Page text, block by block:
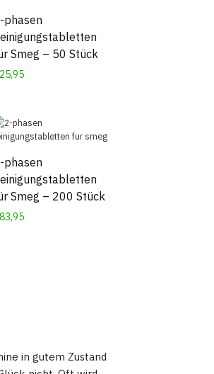
phasen
Smeg – 50 Stück
25,95
phasen
Smeg – 200 Stück
83,95
in gutem Zustand